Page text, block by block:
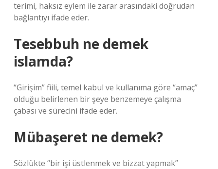
terimi, haksız eylem ile zarar arasındaki doğrudan
bağlantıyı ifade eder.
Tesebbuh ne demek
islamda?
“Girişim” fiili, temel kabul ve kullanıma göre “amaç”
olduğu belirlenen bir şeye benzemeye çalışma
çabası ve sürecini ifade eder.
Mübaşeret ne demek?
Sözlükte “bir işi üstlenmek ve bizzat yapmak”